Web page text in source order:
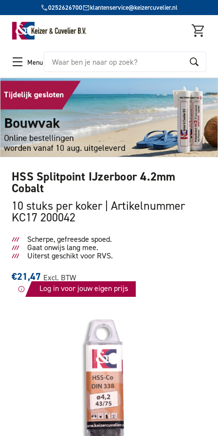
0252626700 klantenservice@keizercuvelier.nl
Menu Zoeken
HSS Splitpoint IJzerboor 4.2mm
Cobalt
10 stuks per koker Artikelnummer
KC17 200042
Scherpe, gefreesde spoed.
Gaat onwijs lang mee.
Uiterst geschikt voor RVS.
€21,47 Excl. BTW
Log in voor jouw eigen prijs